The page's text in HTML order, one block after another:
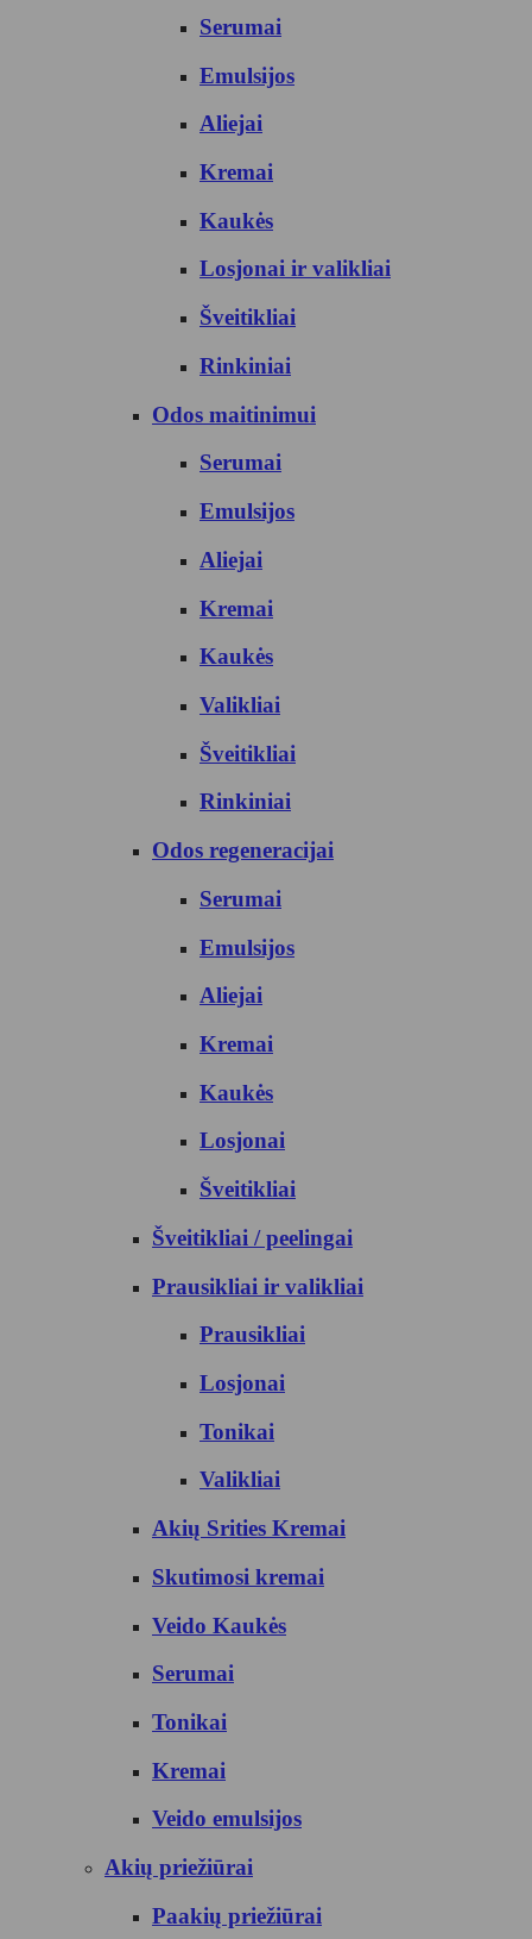
Serumai
Emulsijos
Aliejai
Kremai
Kaukės
Losjonai ir valikliai
Šveitikliai
Rinkiniai
Odos maitinimui
Serumai
Emulsijos
Aliejai
Kremai
Kaukės
Valikliai
Šveitikliai
Rinkiniai
Odos regeneracijai
Serumai
Emulsijos
Aliejai
Kremai
Kaukės
Losjonai
Šveitikliai
Šveitikliai / peelingai
Prausikliai ir valikliai
Prausikliai
Losjonai
Tonikai
Valikliai
Akių Srities Kremai
Skutimosi kremai
Veido Kaukės
Serumai
Tonikai
Kremai
Veido emulsijos
Akių priežiūrai
Paakių priežiūrai